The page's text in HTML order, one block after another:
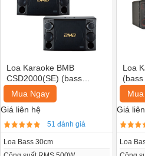
Loa Karaoke BMB
CSD2000(SE) (bass
30cm)
Mua Ngay
Giá liên hệ
51 đánh giá
Loa Bass 30cm
Loa
Giá
Loa